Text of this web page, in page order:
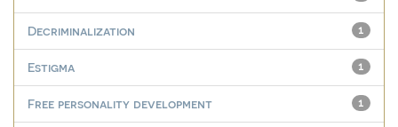
1
Decriminalization
1
Estigma
1
Free personality development